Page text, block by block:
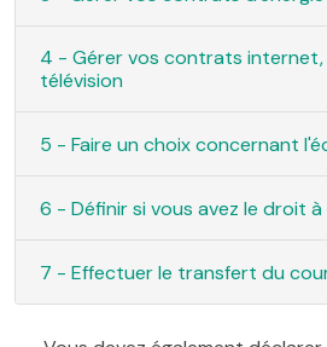
4 - Gérer vos contrats
télévision
5 - Faire un choix concernant
6 - Définir si vous avez le droit
7 - Effectuer le transfert du